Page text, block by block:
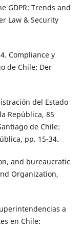
GDPR: Trends and
Law & Security
Compliance y
de Chile: Der
del Estado
República, 85
de Chile:
pp. 15-34.
and bureaucratic
Organization,
a
en Chile: